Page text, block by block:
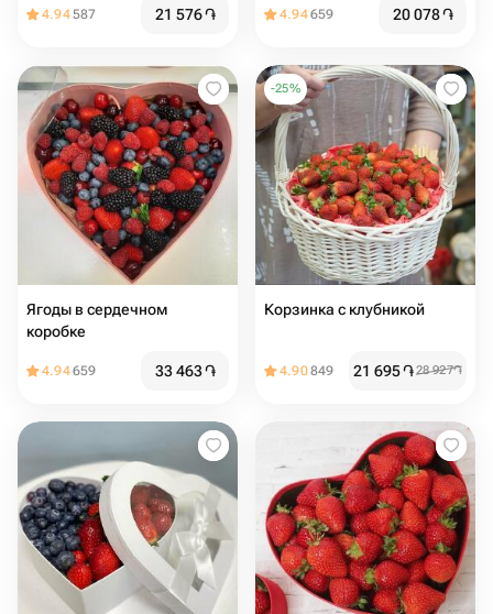
4.94587 21 576֏ 4.94659 20 078֏
Ягоды в сердечном
коробке
4.94659 33 463֏
-25%
Корзинка с клубникой
4.90849 21 695֏28 927֏